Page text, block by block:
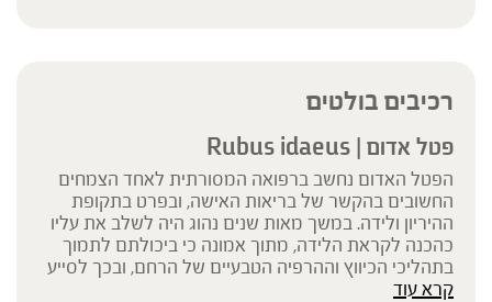
רכיבים בולטים
פטל אדום | Rubus idaeus
הפטל האדום נחשב ברפואה המסורתית לאחד הצמחים
החשובים בהקשר של בריאות האישה, ובפרט בתקופת
ההיריון ולידה. במשך מאות שנים נהוג היה לשלב את עליו
כהכנה לקראת הלידה, מתוך אמונה כי ביכולתם לתמוך
בתהליכי הכיווץ וההרפיה הטבעיים של הרחם, ובכך לסייע
לגוף להתכונן ללידה יעילה והרמונית. לאורך ההיסטוריה
קרא עוד